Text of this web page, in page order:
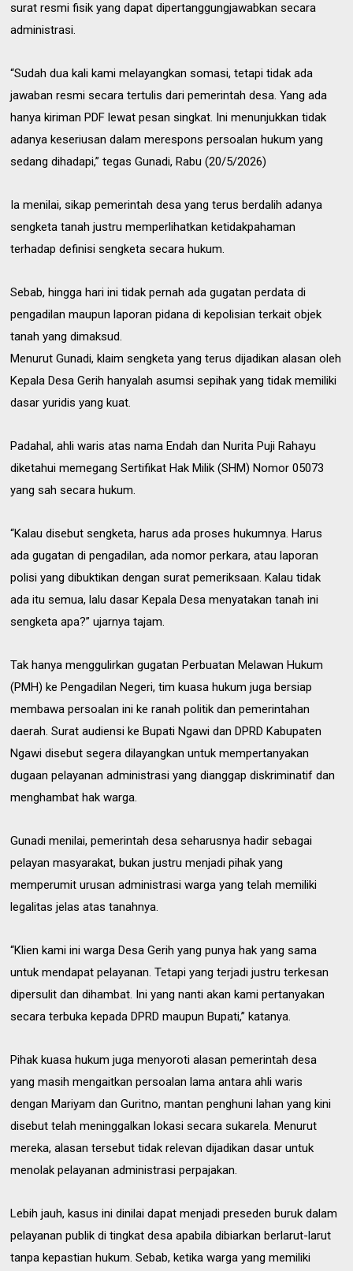
surat resmi fisik yang dapat dipertanggungjawabkan secara
administrasi.
“Sudah dua kali kami melayangkan somasi, tetapi tidak ada
jawaban resmi secara tertulis dari pemerintah desa. Yang ada
hanya kiriman PDF lewat pesan singkat. Ini menunjukkan tidak
adanya keseriusan dalam merespons persoalan hukum yang
sedang dihadapi,” tegas Gunadi, Rabu (20/5/2026)
Ia menilai, sikap pemerintah desa yang terus berdalih adanya
sengketa tanah justru memperlihatkan ketidakpahaman
terhadap definisi sengketa secara hukum.
Sebab, hingga hari ini tidak pernah ada gugatan perdata di
pengadilan maupun laporan pidana di kepolisian terkait objek
tanah yang dimaksud.
Menurut Gunadi, klaim sengketa yang terus dijadikan alasan oleh
Kepala Desa Gerih hanyalah asumsi sepihak yang tidak memiliki
dasar yuridis yang kuat.
Padahal, ahli waris atas nama Endah dan Nurita Puji Rahayu
diketahui memegang Sertifikat Hak Milik (SHM) Nomor 05073
yang sah secara hukum.
“Kalau disebut sengketa, harus ada proses hukumnya. Harus
ada gugatan di pengadilan, ada nomor perkara, atau laporan
polisi yang dibuktikan dengan surat pemeriksaan. Kalau tidak
ada itu semua, lalu dasar Kepala Desa menyatakan tanah ini
sengketa apa?” ujarnya tajam.
Tak hanya menggulirkan gugatan Perbuatan Melawan Hukum
(PMH) ke Pengadilan Negeri, tim kuasa hukum juga bersiap
membawa persoalan ini ke ranah politik dan pemerintahan
daerah. Surat audiensi ke Bupati Ngawi dan DPRD Kabupaten
Ngawi disebut segera dilayangkan untuk mempertanyakan
dugaan pelayanan administrasi yang dianggap diskriminatif dan
menghambat hak warga.
Gunadi menilai, pemerintah desa seharusnya hadir sebagai
pelayan masyarakat, bukan justru menjadi pihak yang
memperumit urusan administrasi warga yang telah memiliki
legalitas jelas atas tanahnya.
“Klien kami ini warga Desa Gerih yang punya hak yang sama
untuk mendapat pelayanan. Tetapi yang terjadi justru terkesan
dipersulit dan dihambat. Ini yang nanti akan kami pertanyakan
secara terbuka kepada DPRD maupun Bupati,” katanya.
Pihak kuasa hukum juga menyoroti alasan pemerintah desa
yang masih mengaitkan persoalan lama antara ahli waris
dengan Mariyam dan Guritno, mantan penghuni lahan yang kini
disebut telah meninggalkan lokasi secara sukarela. Menurut
mereka, alasan tersebut tidak relevan dijadikan dasar untuk
menolak pelayanan administrasi perpajakan.
Lebih jauh, kasus ini dinilai dapat menjadi preseden buruk dalam
pelayanan publik di tingkat desa apabila dibiarkan berlarut-larut
tanpa kepastian hukum. Sebab, ketika warga yang memiliki